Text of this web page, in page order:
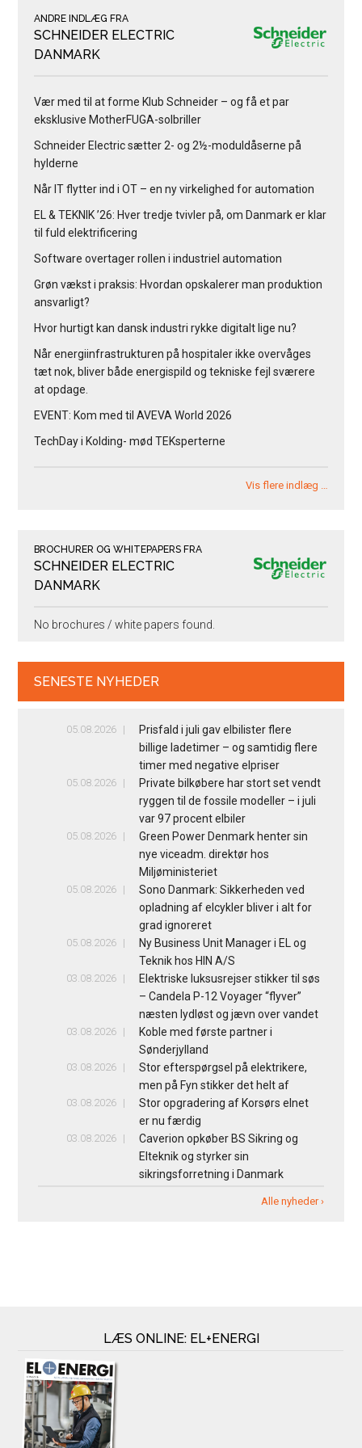
ANDRE INDLÆG FRA
SCHNEIDER ELECTRIC
DANMARK
Vær med til at forme Klub Schneider – og få et par
eksklusive MotherFUGA-solbriller
Schneider Electric sætter 2- og 2½-moduldåserne på
hylderne
Når IT flytter ind i OT – en ny virkelighed for automation
EL & TEKNIK ’26: Hver tredje tvivler på, om Danmark er klar
til fuld elektrificering
Software overtager rollen i industriel automation
Grøn vækst i praksis: Hvordan opskalerer man produktion
ansvarligt?
Hvor hurtigt kan dansk industri rykke digitalt lige nu?
Når energiinfrastrukturen på hospitaler ikke overvåges
tæt nok, bliver både energispild og tekniske fejl sværere
at opdage.
EVENT: Kom med til AVEVA World 2026
TechDay i Kolding- mød TEKsperterne
Vis flere indlæg …
BROCHURER OG WHITEPAPERS FRA
SCHNEIDER ELECTRIC
DANMARK
No brochures / white papers found.
SENESTE NYHEDER
05.08.2026
Prisfald i juli gav elbilister flere
billige ladetimer – og samtidig flere
timer med negative elpriser
05.08.2026
Private bilkøbere har stort set vendt
ryggen til de fossile modeller – i juli
var 97 procent elbiler
05.08.2026
Green Power Denmark henter sin
nye viceadm. direktør hos
Miljøministeriet
05.08.2026
Sono Danmark: Sikkerheden ved
opladning af elcykler bliver i alt for
grad ignoreret
05.08.2026
Ny Business Unit Manager i EL og
Teknik hos HIN A/S
03.08.2026
Elektriske luksusrejser stikker til søs
– Candela P-12 Voyager “flyver”
næsten lydløst og jævn over vandet
03.08.2026
Koble med første partner i
Sønderjylland
03.08.2026
Stor efterspørgsel på elektrikere,
men på Fyn stikker det helt af
03.08.2026
Stor opgradering af Korsørs elnet
er nu færdig
03.08.2026
Caverion opkøber BS Sikring og
Elteknik og styrker sin
sikringsforretning i Danmark
Alle nyheder ›
LÆS ONLINE: EL+ENERGI